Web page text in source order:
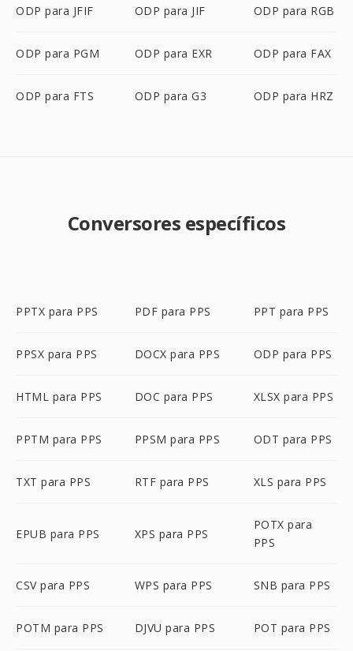
ODP para JFIF ODP para JIF ODP para RGB
ODP para PGM ODP para EXR ODP para FAX
ODP para FTS ODP para G3 ODP para HRZ
Conversores específicos
PPTX para PPS PDF para PPS PPT para PPS
PPSX para PPS DOCX para PPS ODP para PPS
HTML para PPS DOC para PPS XLSX para PPS
PPTM para PPS PPSM para PPS ODT para PPS
TXT para PPS RTF para PPS XLS para PPS
EPUB para PPS XPS para PPS
POTX para
PPS
CSV para PPS WPS para PPS SNB para PPS
POTM para PPS DJVU para PPS POT para PPS